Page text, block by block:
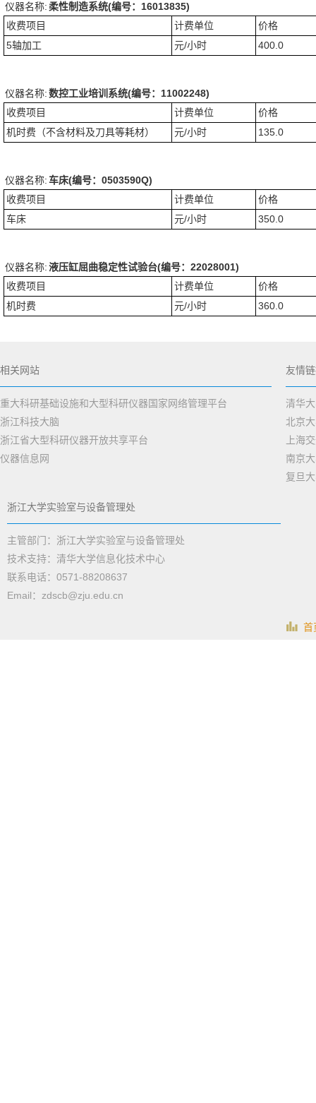
仪器名称:柔性制造系统(编号：16013835)
收费项目
计费单位
价格
5轴加工
元/小时 400.0
仪器名称:数控工业培训系统(编号：11002248)
收费项目
计费单位
价格
机时费（不含材料及刀具等耗材）
元/小时 135.0
仪器名称:车床(编号：0503590Q)
收费项目
计费单位
价格
车床
元/小时 350.0
仪器名称:液压缸屈曲稳定性试验台(编号：22028001)
收费项目
计费单位
价格
机时费
元/小时 360.0
相关网站
重大科研基础设施和大型科研仪器国家网络管理平台
浙江科技大脑
浙江省大型科研仪器开放共享平台
仪器信息网
友情
清华
北京
上海
南京
复旦
浙江大学实验室与设备管理处
主管部门：浙江大学实验室与设备管理处
技术支持：清华大学信息化技术中心
联系电话：0571-88208637
Email：zdscb@zju.edu.cn
首